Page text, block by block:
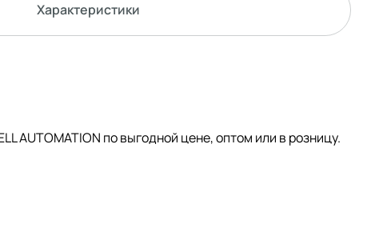
Характеристики
по выгодной цене, оптом или в розницу.